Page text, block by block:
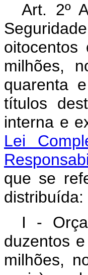
Art. 2º
milhões,
quarenta
títulos
interna e
Lei
que se
distribuída:
I -
duzentos
milhões,